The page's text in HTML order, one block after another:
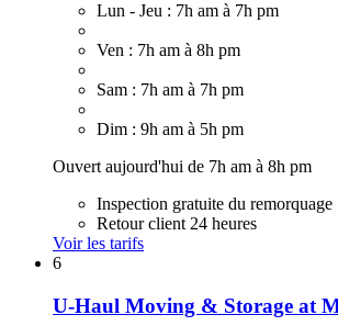
Lun - Jeu : 7h am à 7h pm
Ven : 7h am à 8h pm
Sam : 7h am à 7h pm
Dim : 9h am à 5h pm
Ouvert aujourd'hui de 7h am à 8h pm
Inspection gratuite du remorquage
Retour client 24 heures
Voir les tarifs
6
U-Haul Moving & Storage at